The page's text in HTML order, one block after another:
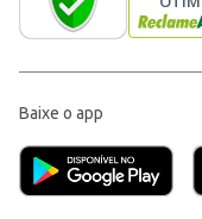
Baixe o app